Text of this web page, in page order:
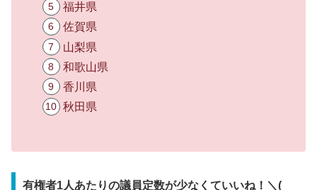
福井県
佐賀県
山梨県
和歌山県
香川県
秋田県
有権者1人あたりの議員定数が少なくていいね！＼(